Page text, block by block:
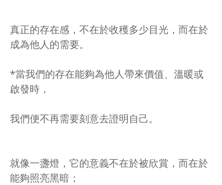
真正的存在感，不在於收穫多少目光，而在於
成為他人的需要。
*當我們的存在能夠為他人帶來價值、溫暖或
啟發時，
我們便不再需要刻意去證明自己。
就像一盞燈，它的意義不在於被欣賞，而在於
能夠照亮黑暗；